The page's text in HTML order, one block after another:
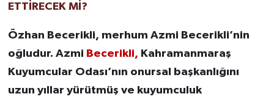
ETTİRECEK Mİ?
Özhan Becerikli, merhum Azmi Becerikli’nin
oğludur. Azmi Becerikli, Kahramanmaraş
Kuyumcular Odası’nın onursal başkanlığını
uzun yıllar yürütmüş ve kuyumculuk